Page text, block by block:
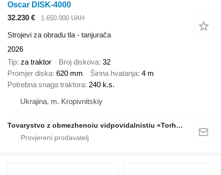
Oscar DISK-4000
32.230 €
1.650.000 UAH
Strojevi za obradu tla - tanjurača
2026
Tip za traktor Broj diskova 32
Promjer diska 620 mm Širina hvatanja 4 m
Potrebna snaga traktora 240 k.s.
Ukrajina, m. Kropivnitskiy
Tovarystvo z obmezhenoiu vidpovidalnistiu «Torhovyi Dim Ahro Partnery»